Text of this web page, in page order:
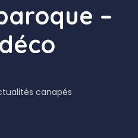
–
canapés